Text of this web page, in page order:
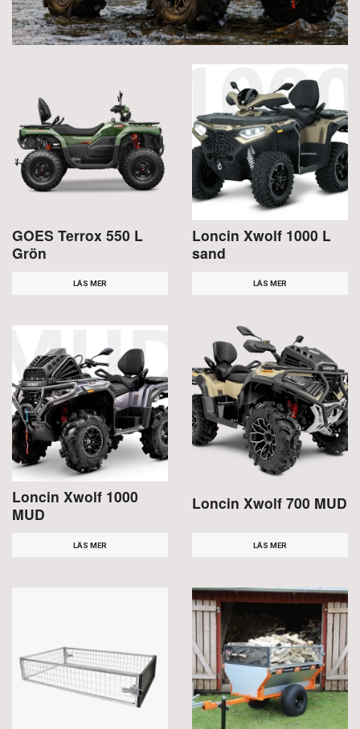
GOES Terrox 550 L
Grön
LÄS MER
Loncin Xwolf 1000 L
sand
LÄS MER
Loncin Xwolf 1000
MUD
LÄS MER
Loncin Xwolf 700 MUD
LÄS MER